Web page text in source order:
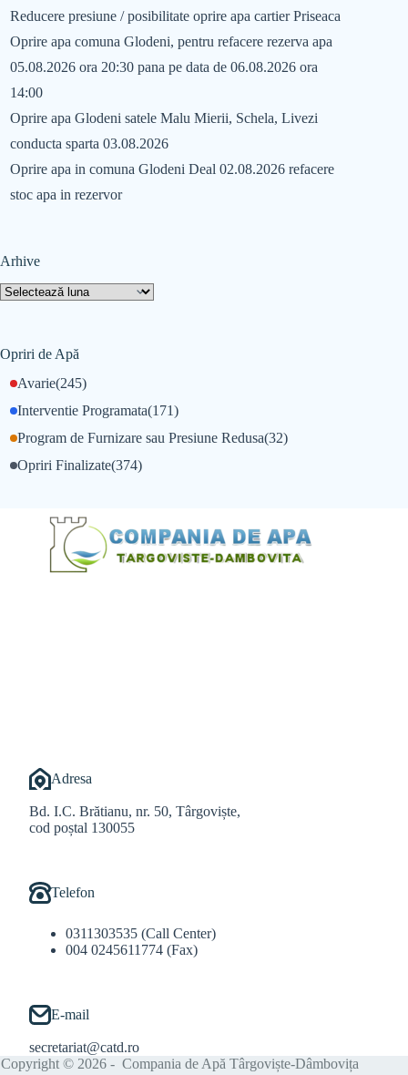
Reducere presiune / posibilitate oprire apa cartier Priseaca
Oprire apa comuna Glodeni, pentru refacere rezerva apa
05.08.2026 ora 20:30 pana pe data de 06.08.2026 ora
14:00
Oprire apa Glodeni satele Malu Mierii, Schela, Livezi
conducta sparta 03.08.2026
Oprire apa in comuna Glodeni Deal 02.08.2026 refacere
stoc apa in rezervor
Arhive
Opriri de Apă
Avarie(245)
Interventie Programata(171)
Opriri Finalizate(374)
Program de Furnizare sau Presiune Redusa(32)
Adresa
Bd. I.C. Brătianu, nr. 50, Târgoviște,
cod poștal 130055
Telefon
0311303535 (Call Center)
004 0245611774 (Fax)
E-mail
secretariat@catd.ro
Copyright © 2026 - Compania de Apă Târgoviște-Dâmbovița